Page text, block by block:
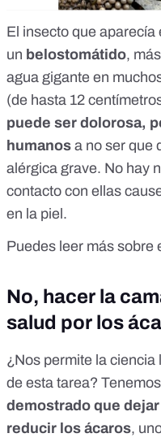
El insecto que aparecía
un belostomátido,
agua gigante en
(de hasta 12
puede ser dolorosa,
humanos a no ser que
alérgica grave. No hay
contacto con ellas
en la piel.
Puedes leer más sobre
No, hacer la
salud por los
¿Nos permite la
de esta tarea?
demostrado que
reducir los ácaros,